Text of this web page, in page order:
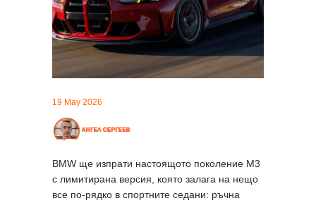
19 May 2026
BMW ще изпрати настоящото поколение M3
с лимитирана версия, която залага на нещо
все по-рядко в спортните седани: ръчна